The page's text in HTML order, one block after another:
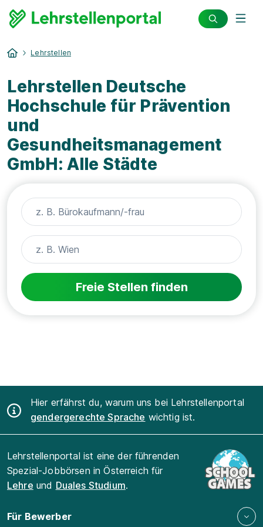
Lehrstellen
Lehrstellen Deutsche
Hochschule für Prävention
und
Gesundheitsmanagement
GmbH: Alle Städte
Freie Stellen finden
Hier erfährst du, warum uns bei Lehrstellenportal
gendergerechte Sprache wichtig ist.
Lehrstellenportal ist eine der führenden
Spezial-Jobbörsen in Österreich für
Lehre und Duales Studium.
Für Bewerber